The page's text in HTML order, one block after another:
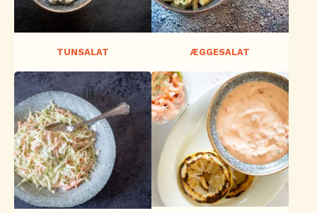
TUNSALAT ÆGGESALAT